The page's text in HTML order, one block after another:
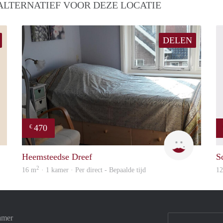
VOOR DEZE LOCATIE
DELEN
€ 470
Barbara
Heemsteedse Dreef
16 m2 · 1 kamer · Per direct - Bepaalde tijd